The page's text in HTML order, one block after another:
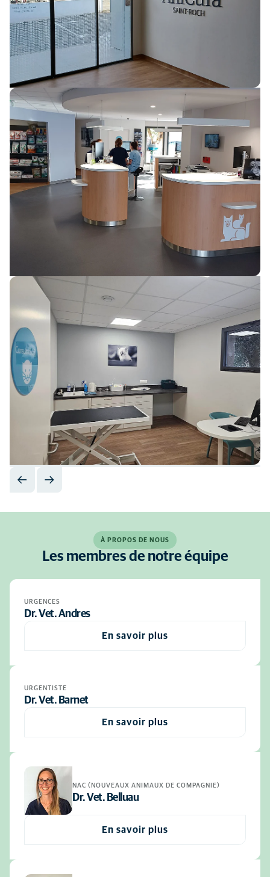
À PROPOS DE NOUS
Les membres de notre équipe
URGENCES
Dr. Vet. Andres
En savoir plus
URGENTISTE
Dr. Vet. Barnet
En savoir plus
NAC (NOUVEAUX ANIMAUX DE COMPAGNIE)
Dr. Vet. Belluau
En savoir plus